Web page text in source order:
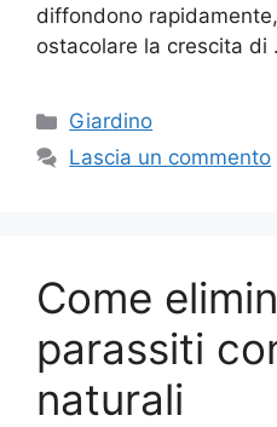
diffondono
ostacolare la crescita di
Categorie
Giardino
Lascia un commento
Come
parassiti
naturali